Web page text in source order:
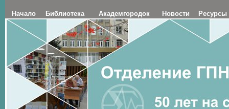
Начало Библиотека Академгородок Новости Ресурсы